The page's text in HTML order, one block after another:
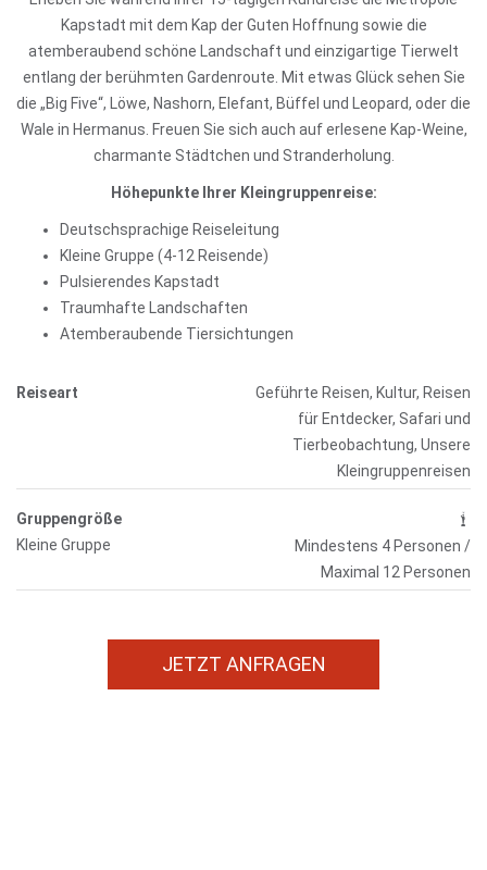
Kapstadt mit dem Kap der Guten Hoffnung sowie die
atemberaubend schöne Landschaft und einzigartige Tierwelt
entlang der berühmten Gardenroute. Mit etwas Glück sehen Sie
die „Big Five“, Löwe, Nashorn, Elefant, Büffel und Leopard, oder die
Wale in Hermanus. Freuen Sie sich auch auf erlesene Kap-Weine,
charmante Städtchen und Stranderholung.
Höhepunkte Ihrer Kleingruppenreise:
Deutschsprachige Reiseleitung
Kleine Gruppe (4-12 Reisende)
Pulsierendes Kapstadt
Traumhafte Landschaften
Atemberaubende Tiersichtungen
Reiseart
Geführte Reisen, Kultur, Reisen
für Entdecker, Safari und
Tierbeobachtung, Unsere
Kleingruppenreisen
Gruppengröße
Kleine Gruppe
Mindestens 4 Personen /
Maximal 12 Personen
JETZT ANFRAGEN